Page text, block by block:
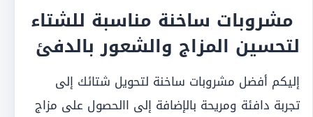
مشروبات ساخنة مناسبة للشتاء
لتحسين المزاج والشعور بالدفئ
إليكم أفضل مشروبات ساخنة لتحويل شتائك إلى
تجربة دافئة ومريحة بالإضافة إلى االحصول على مزاج